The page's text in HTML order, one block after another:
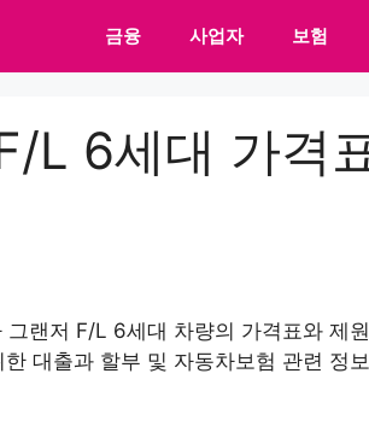
금융 사업자 보험
L 6세대 가격
랜저 F/L 6세대 차량의 가격표와 제
대출과 할부 및 자동차보험 관련 정